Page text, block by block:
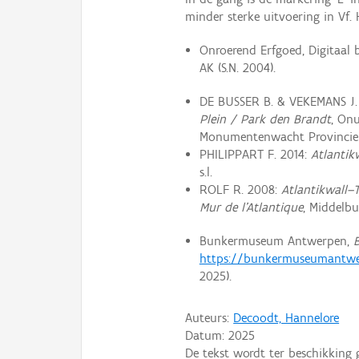
minder sterke uitvoering in Vf.
Onroerend Erfgoed, Digitaal
AK (S.N. 2004).
DE BUSSER B. & VEKEMANS
Plein / Park den Brandt,
Monumentenwacht
PHILIPPART F. 2014:
s.l.
ROLF R. 2008:
Mur de l’Atlantique,
Bunkermuseum Antwerpen,
https://
2025).
Auteurs: Decoodt, Hannelore
Datum:2025
De tekst wordt ter beschikking